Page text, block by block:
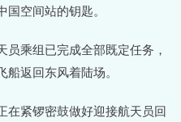
空间站的钥匙。
乘组已完成全部既定任务，
返回东风着陆场。
紧锣密鼓做好迎接航天员回